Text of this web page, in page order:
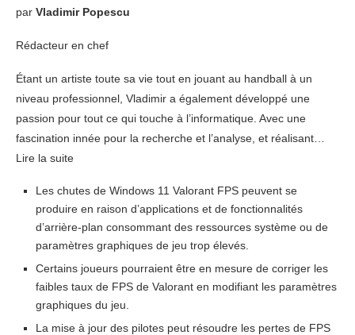
par Vladimir Popescu
Rédacteur en chef
Étant un artiste toute sa vie tout en jouant au handball à un
niveau professionnel, Vladimir a également développé une
passion pour tout ce qui touche à l’informatique. Avec une
fascination innée pour la recherche et l’analyse, et réalisant…
Lire la suite
Les chutes de Windows 11 Valorant FPS peuvent se
produire en raison d’applications et de fonctionnalités
d’arrière-plan consommant des ressources système ou de
paramètres graphiques de jeu trop élevés.
Certains joueurs pourraient être en mesure de corriger les
faibles taux de FPS de Valorant en modifiant les paramètres
graphiques du jeu.
La mise à jour des pilotes peut résoudre les pertes de FPS